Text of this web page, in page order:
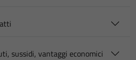
sussidi, vantaggi economici